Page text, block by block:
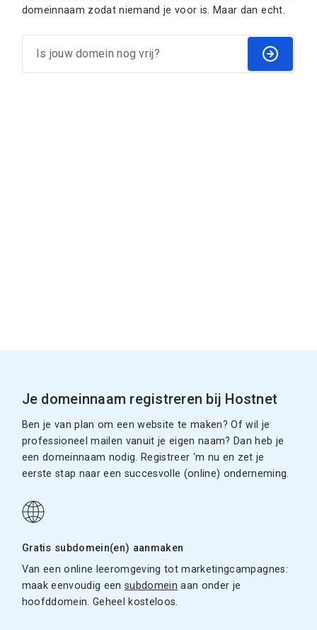
domeinnaam zodat niemand je voor is. Maar dan echt.
Je domeinnaam registreren bij Hostnet
Ben je van plan om een website te maken? Of wil je
professioneel mailen vanuit je eigen naam? Dan heb je
een domeinnaam nodig. Registreer ‘m nu en zet je
eerste stap naar een succesvolle (online) onderneming.
Gratis subdomein(en) aanmaken
Van een online leeromgeving tot marketingcampagnes:
maak eenvoudig eensubdomein aan onder je
hoofddomein. Geheel kosteloos.